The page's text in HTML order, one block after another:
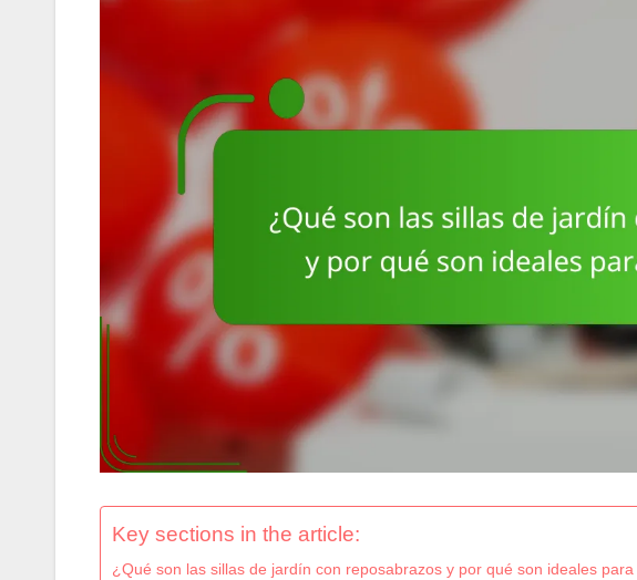
Key sections in the article:
¿Qué son las sillas de jardín con reposabrazos y por qué son ideales